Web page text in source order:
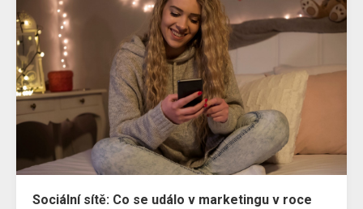
Sociální sítě: Co se událo v marketingu v roce